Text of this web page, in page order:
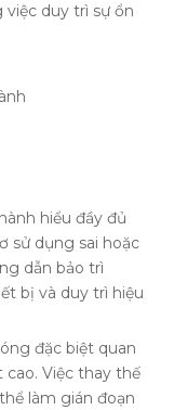
duy trì sự ổn
hiểu đầy đủ
sử dụng sai hoặc
dẫn bảo trì
bị và duy trì hiệu
đặc biệt quan
Việc thay thế
làm gián đoạn